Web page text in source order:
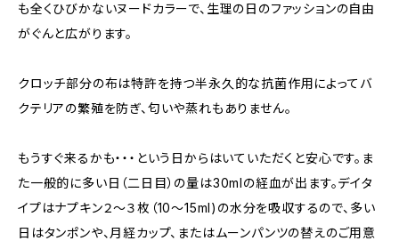
も全くひびかないヌードカラーで、生理の日のファッションの自由
がぐんと広がります。
クロッチ部分の布は特許を持つ半永久的な抗菌作用によってバ
クテリアの繁殖を防ぎ、匂いや蒸れもありません。
もうすぐ来るかも・・・という日からはいていただくと安心です。ま
た一般的に多い日（二日目）の量は30mlの経血が出ます。デイタ
イプはナプキン２～３枚（10～15ml)の水分を吸収するので、多い
日はタンポンや、月経カップ、またはムーンパンツの替えのご用意